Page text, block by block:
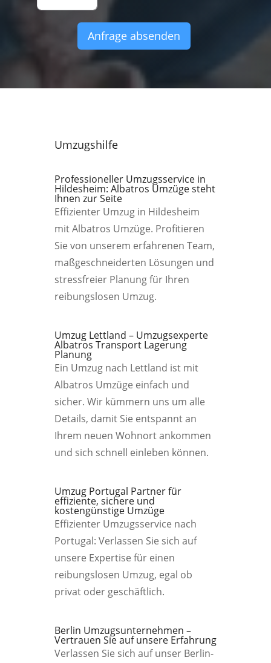
Anfrage absenden
Umzugshilfe
Professioneller Umzugsservice in
Hildesheim: Albatros Umzüge steht
Ihnen zur Seite
Effizienter Umzug in Hildesheim
mit Albatros Umzüge. Profitieren
Sie von unserem erfahrenen Team,
maßgeschneiderten Lösungen und
stressfreier Planung für Ihren
reibungslosen Umzug.
Umzug Lettland – Umzugsexperte
Albatros Transport Lagerung
Planung
Ein Umzug nach Lettland ist mit
Albatros Umzüge einfach und
sicher. Wir kümmern uns um alle
Details, damit Sie entspannt an
Ihrem neuen Wohnort ankommen
und sich schnell einleben können.
Umzug Portugal Partner für
effiziente, sichere und
kostengünstige Umzüge
Effizienter Umzugsservice nach
Portugal: Verlassen Sie sich auf
unsere Expertise für einen
reibungslosen Umzug, egal ob
privat oder geschäftlich.
Berlin Umzugsunternehmen –
Vertrauen Sie auf unsere Erfahrung
Verlassen Sie sich auf unser Berlin-